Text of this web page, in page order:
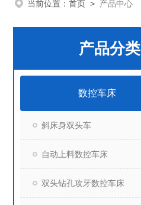
当前位置： 首页 > 产品中心
产品分类
数控车床
斜床身双头车
自动上料数控车床
双头钻孔攻牙数控车床